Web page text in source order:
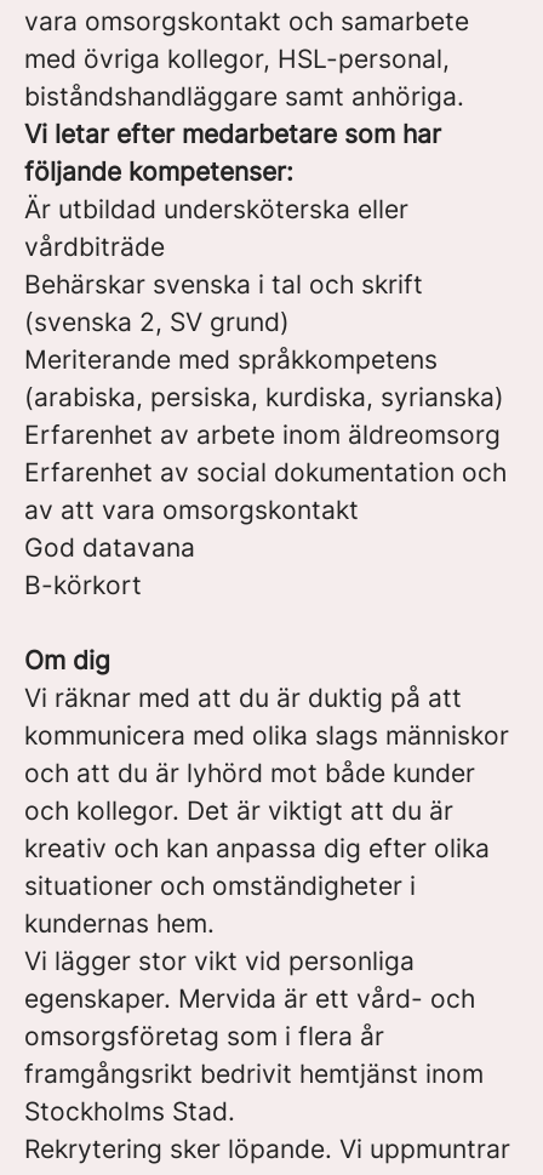
vara omsorgskontakt och samarbete
med övriga kollegor, HSL-personal,
biståndshandläggare samt anhöriga.
Vi letar efter medarbetare som har
följande kompetenser:
Är utbildad undersköterska eller
vårdbiträde
Behärskar svenska i tal och skrift
(svenska 2, SV grund)
Meriterande med språkkompetens
(arabiska, persiska, kurdiska, syrianska)
Erfarenhet av arbete inom äldreomsorg
Erfarenhet av social dokumentation och
av att vara omsorgskontakt
God datavana
B-körkort
Om dig
Vi räknar med att du är duktig på att
kommunicera med olika slags människor
och att du är lyhörd mot både kunder
och kollegor. Det är viktigt att du är
kreativ och kan anpassa dig efter olika
situationer och omständigheter i
kundernas hem.
Vi lägger stor vikt vid personliga
egenskaper. Mervida är ett vård- och
omsorgsföretag som i flera år
framgångsrikt bedrivit hemtjänst inom
Stockholms Stad.
Rekrytering sker löpande. Vi uppmuntrar